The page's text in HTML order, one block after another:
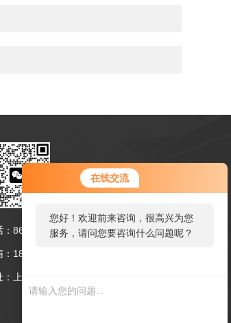
在线交流
您好！欢迎前来咨询，很高兴为您
服务，请问您要咨询什么问题呢？
扫码联系我们
：86-021-39522032
：18221375632@163.com
：上海市嘉定区勤学路180号